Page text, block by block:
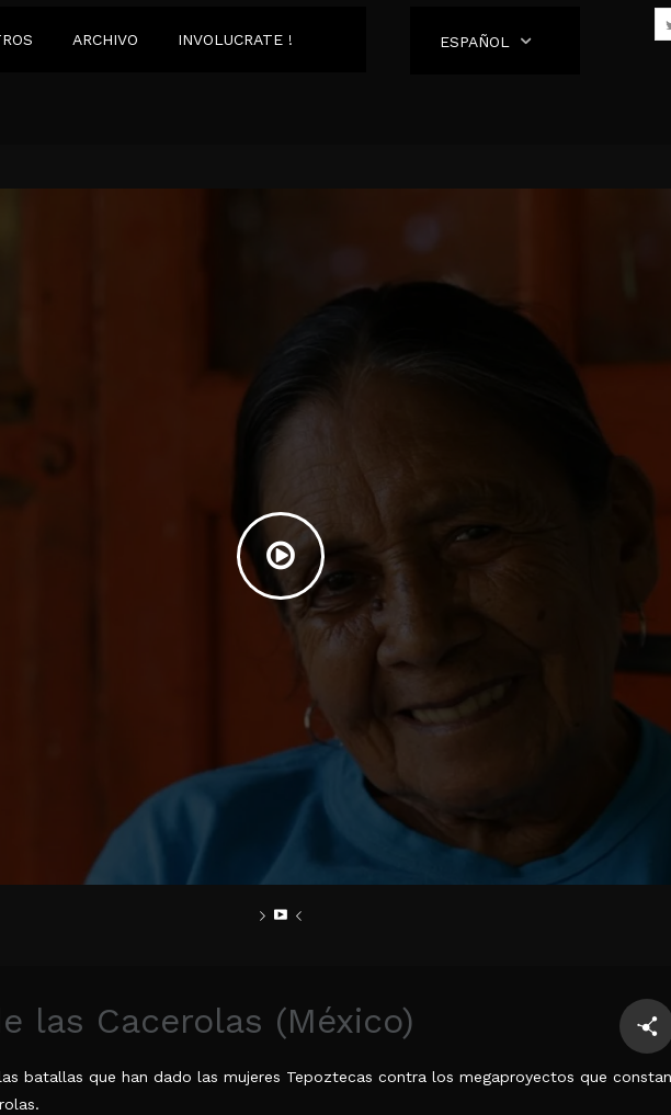
ARCHIVO INVOLUCRATE ! ESPAÑOL
las Cacerolas (México)
batallas que han dado las mujeres Tepoztecas contra los megaproyectos que